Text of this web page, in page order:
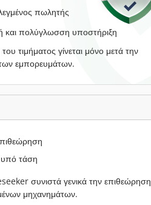
πωλητής
και πολύγλωσση υποστήριξη
τιμήματος γίνεται μόνο μετά την
εμπορευμάτων.
τάση
συνιστά γενικά την επιθεώρηση
μηχανημάτων.